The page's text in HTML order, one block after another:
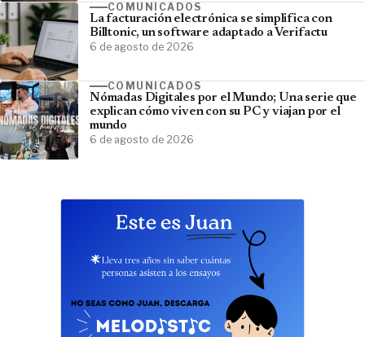
COMUNICADOS
La facturación electrónica se simplifica con
Billtonic, un software adaptado a Verifactu
6 de agosto de 2026
COMUNICADOS
Nómadas Digitales por el Mundo; Una serie que
explican cómo viven con su PC y viajan por el
mundo
6 de agosto de 2026